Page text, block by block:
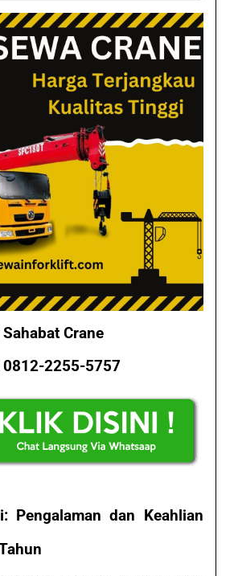
Crane
0812-2255-5757
Pengalaman dan Keahlian